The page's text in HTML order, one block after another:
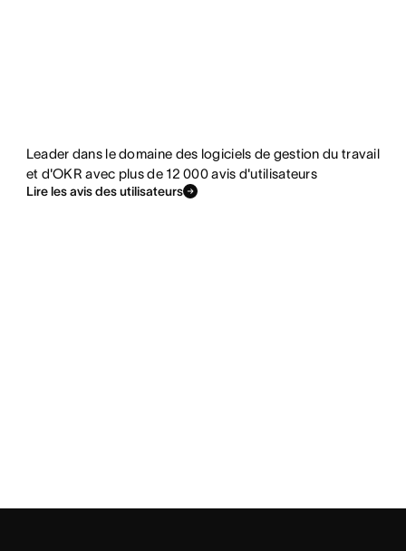
Leader dans le domaine des logiciels de gestion du travail
et d'OKR avec plus de 12 000 avis d'utilisateurs
Lire les avis des utilisateurs